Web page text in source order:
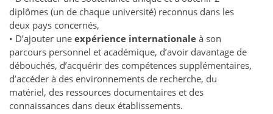
diplômes (un de chaque université) reconnus dans les
deux pays concernés,
• D’ajouter une expérience internationale à son
parcours personnel et académique, d’avoir davantage de
débouchés, d’acquérir des compétences supplémentaires,
d’accéder à des environnements de recherche, du
matériel, des ressources documentaires et des
connaissances dans deux établissements.